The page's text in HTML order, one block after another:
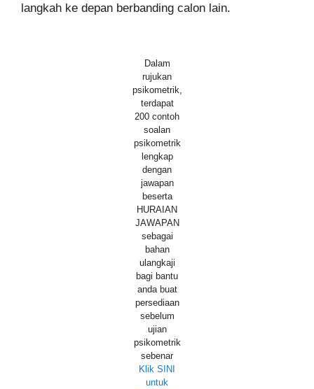
langkah ke depan berbanding calon lain.
Dalam
rujukan
psikometrik,
terdapat
200 contoh
soalan
psikometrik
lengkap
dengan
jawapan
beserta
HURAIAN
JAWAPAN
sebagai
bahan
ulangkaji
bagi bantu
anda buat
persediaan
sebelum
ujian
psikometrik
sebenar
Klik SINI
untuk